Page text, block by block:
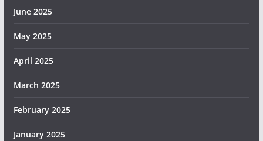
June 2025
May 2025
April 2025
March 2025
February 2025
January 2025